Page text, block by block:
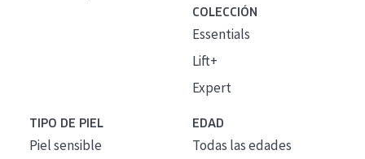
COLECCIÓN
Essentials
Lift+
Expert
TIPO DE PIEL
Piel sensible
EDAD
Todas las edades